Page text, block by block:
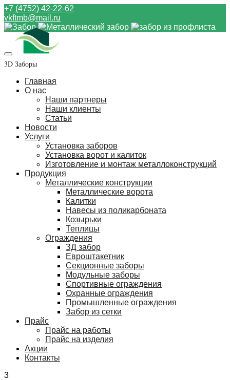
+7 (4752) 42-22-62
vkftmb@mail.ru
3D Заборы
Главная
О нас
Наши партнеры
Наши клиенты
Статьи
Новости
Услуги
Установка заборов
Установка ворот и калиток
Изготовление и монтаж металлоконструкций
Продукция
Металлические конструкции
Металлические ворота
Калитки
Навесы из поликарбоната
Козырьки
Теплицы
Ограждения
ЗД забор
Евроштакетник
Секционные заборы
Модульные заборы
Спортивные ограждения
Охранные ограждения
Промышленные ограждения
Забор из сетки
Прайс
Прайс на работы
Прайс на изделия
Акции
Контакты
3